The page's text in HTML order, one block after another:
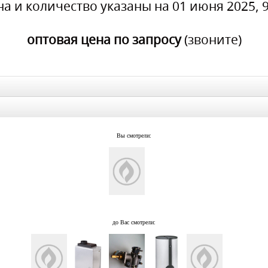
и количество указаны на 01 июня 2025,
оптовая цена по запросу(звоните)
Вы смотрели:
до Вас смотрели: